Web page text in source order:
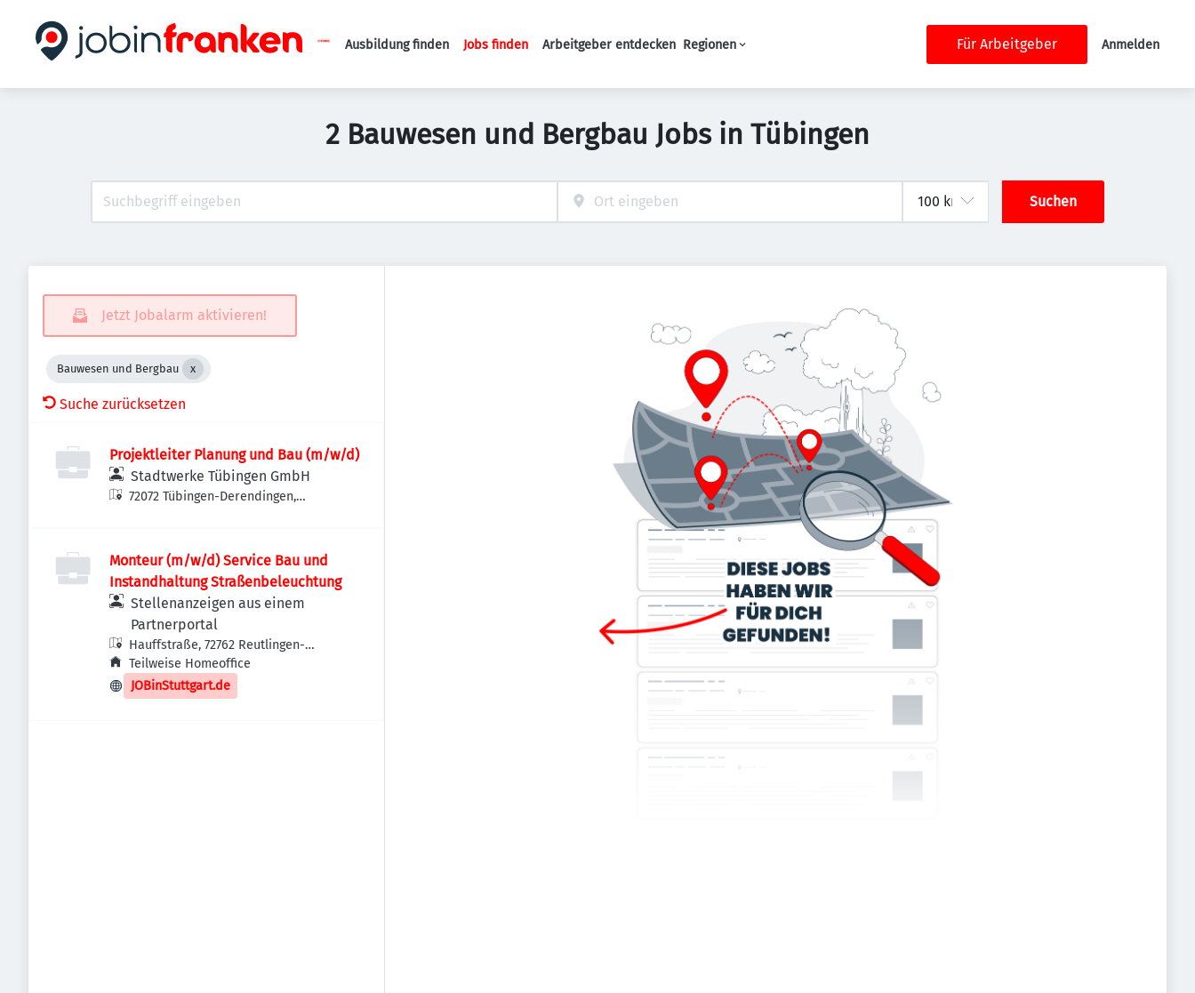
Haupt-Navigation
Ausbildung finden Jobs finden Arbeitgeber entdecken Regionen Für Arbeitgeber Anmelden
2 Bauwesen und Bergbau Jobs in Tübingen
Suchen
Jetzt Jobalarm aktivieren!
Bauwesen und Bergbau
Suche zurücksetzen
Projektleiter Planung und Bau (m/w/d)
Stadtwerke Tübingen GmbH
72072 Tübingen-Derendingen,
Monteur (m/w/d) Service Bau und
Instandhaltung Straßenbeleuchtung
Stellenanzeigen aus einem
Partnerportal
Hauffstraße, 72762 Reutlingen-
Betzingen, Deutschland
Teilweise Homeoffice
JOBinStuttgart.de